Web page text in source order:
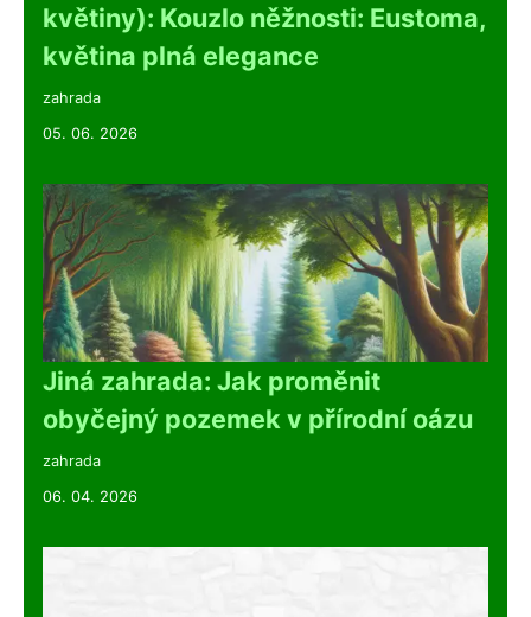
květiny): Kouzlo něžnosti: Eustoma,
květina plná elegance
zahrada
05. 06. 2026
Jiná zahrada: Jak proměnit
obyčejný pozemek v přírodní oázu
zahrada
06. 04. 2026